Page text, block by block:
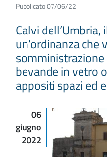
Pubblicato 07/06/22
Calvi
un’ordinanza che
bevande in vetro
appositi spazi ed
06
giugno
2022